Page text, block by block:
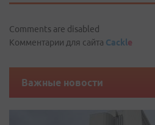
Comments are disabled
Комментарии для сайта Cackle
Важные новости